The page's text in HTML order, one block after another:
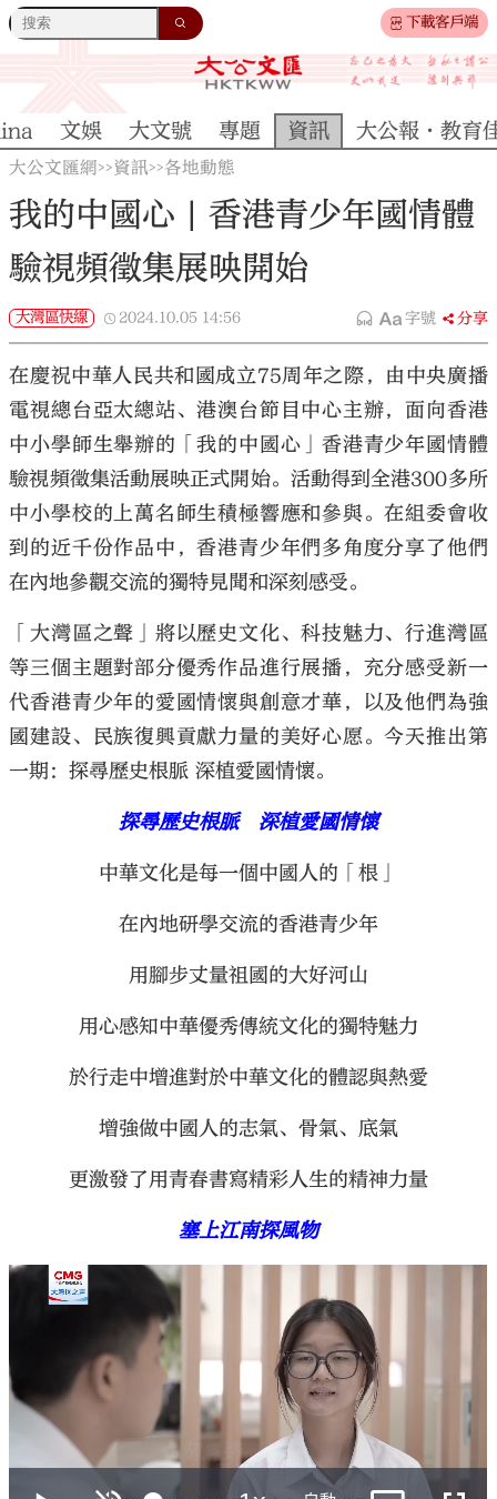
下載客戶端
大公文匯
文娛 大文號 專題 資訊 大公報·教育
大公文匯網>>資訊>>各地動態
我的中國心 | 香港青少年國情體
驗視頻徵集展映開始
大灣區快線 2024.10.05 14:56 字號 分享
在慶祝中華人民共和國成立75周年之際，由中央廣播
電視總台亞太總站、港澳台節目中心主辦，面向香港
中小學師生舉辦的「我的中國心」香港青少年國情體
驗視頻徵集活動展映正式開始。活動得到全港300多所
中小學校的上萬名師生積極響應和參與。在組委會收
到的近千份作品中，香港青少年們多角度分享了他們
在內地參觀交流的獨特見聞和深刻感受。
「大灣區之聲」將以歷史文化、科技魅力、行進灣區
等三個主題對部分優秀作品進行展播，充分感受新一
代香港青少年的愛國情懷與創意才華，以及他們為強
國建設、民族復興貢獻力量的美好心愿。今天推出第
一期：探尋歷史根脈 深植愛國情懷。
探尋歷史根脈 深植愛國情懷
中華文化是每一個中國人的「根」
在內地研學交流的香港青少年
用腳步丈量祖國的大好河山
用心感知中華優秀傳統文化的獨特魅力
於行走中增進對於中華文化的體認與熱愛
增強做中國人的志氣、骨氣、底氣
更激發了用青春書寫精彩人生的精神力量
塞上江南探風物